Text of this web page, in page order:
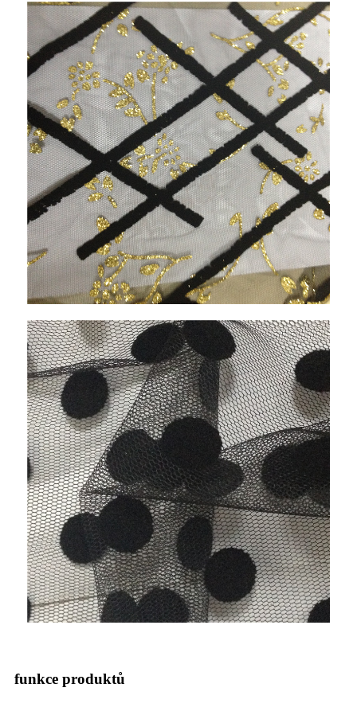
funkce produktů